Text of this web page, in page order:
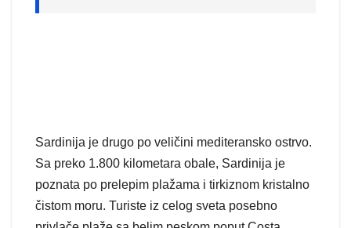
Sardinija je drugo po veličini mediteransko ostrvo.
Sa preko 1.800 kilometara obale, Sardinija je
poznata po prelepim plažama i tirkiznom kristalno
čistom moru. Turiste iz celog sveta posebno